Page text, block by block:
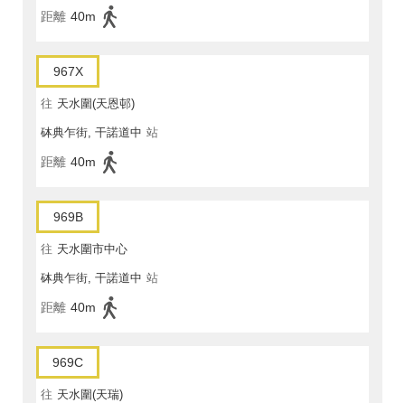
距離 40m
967X
往 天水圍(天恩邨)
砵典乍街, 干諾道中 站
距離 40m
969B
往 天水圍市中心
砵典乍街, 干諾道中 站
距離 40m
969C
往 天水圍(天瑞)